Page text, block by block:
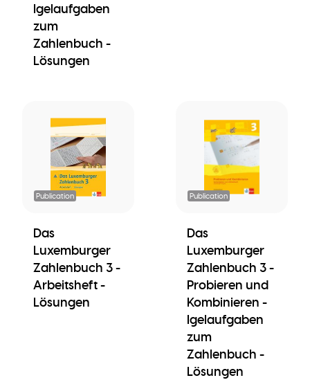
Igelaufgaben
zum
Zahlenbuch -
Lösungen
Publication
Das
Luxemburger
Zahlenbuch 3 -
Arbeitsheft -
Lösungen
Publication
Das
Luxemburger
Zahlenbuch 3 -
Probieren und
Kombinieren -
Igelaufgaben
zum
Zahlenbuch -
Lösungen